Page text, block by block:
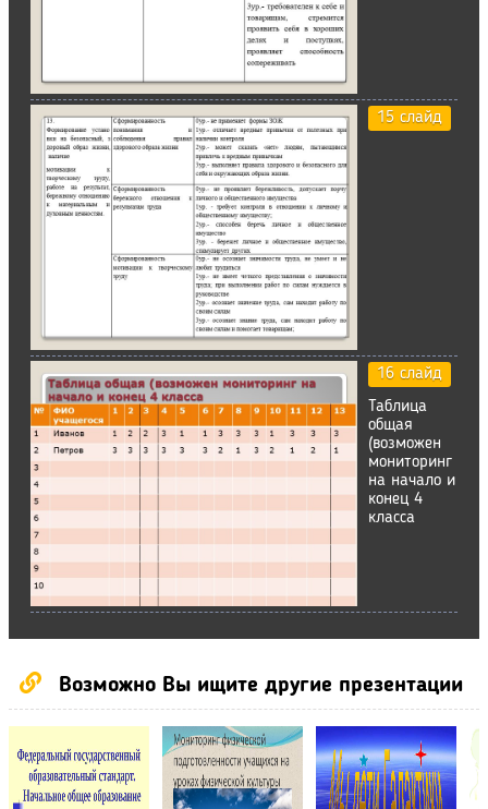
15 слайд
16 слайд
Таблица
общая
(возможен
мониторинг
на начало и
конец 4
класса
Возможно Вы ищите другие презентации